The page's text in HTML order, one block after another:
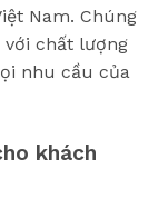
Nam. Chúng
chất lượng
nhu cầu của
khách